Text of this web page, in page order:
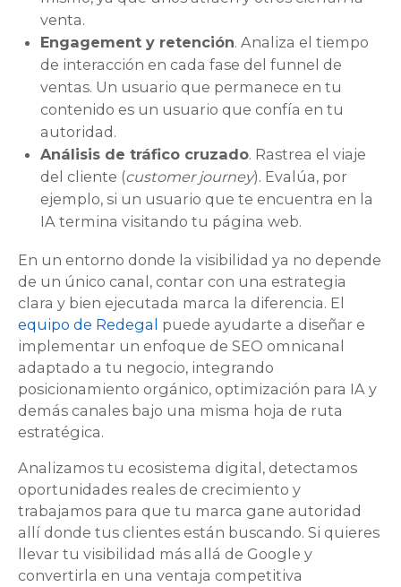
venta.
Engagement y retención. Analiza el tiempo
de interacción en cada fase del funnel de
ventas. Un usuario que permanece en tu
contenido es un usuario que confía en tu
autoridad.
Análisis de tráfico cruzado. Rastrea el viaje
del cliente (customer journey). Evalúa, por
ejemplo, si un usuario que te encuentra en la
IA termina visitando tu página web.
En un entorno donde la visibilidad ya no depende
de un único canal, contar con una estrategia
clara y bien ejecutada marca la diferencia. El
equipo de Redegal puede ayudarte a diseñar e
implementar un enfoque de SEO omnicanal
adaptado a tu negocio, integrando
posicionamiento orgánico, optimización para IA y
demás canales bajo una misma hoja de ruta
estratégica.
Analizamos tu ecosistema digital, detectamos
oportunidades reales de crecimiento y
trabajamos para que tu marca gane autoridad
allí donde tus clientes están buscando. Si quieres
llevar tu visibilidad más allá de Google y
convertirla en una ventaja competitiva